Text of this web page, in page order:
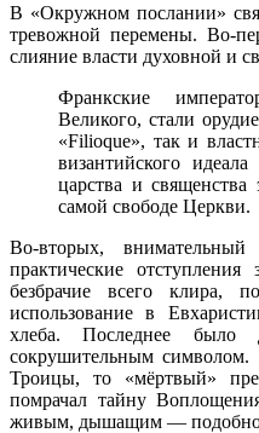
В «Окружном послании»
тревожной перемены. Во-
слияние власти духовной и
Франкские
Великого, стали
«Filioque», так и
византийского
царства и священства
самой свободе Церкви.
Во-вторых,
практические отступления
безбрачие всего клира,
использование в
хлеба. Последнее
сокрушительным символом.
Троицы, то «мёртвый»
помрачал тайну
живым, дышащим — подобно